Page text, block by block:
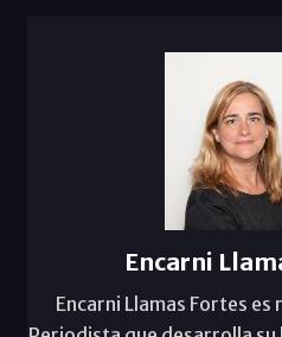
Encarni
Encarni Llamas Fortes